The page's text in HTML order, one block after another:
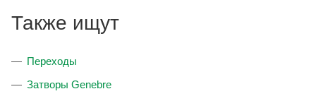
Также ищут
Переходы
Затворы Genebre